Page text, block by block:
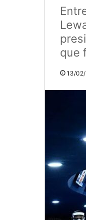
que
13/